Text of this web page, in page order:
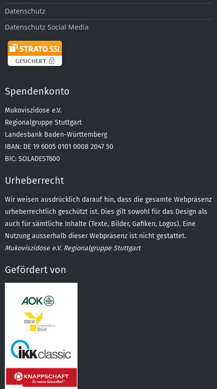
Datenschutz
Datenschutz Social Media
Spendenkonto
Mukoviszidose e.V.
Regionalgruppe Stuttgart
Landesbank Baden-Württemberg
IBAN: DE 19 6005 0101 0008 2047 50
BIC: SOLADEST600
Urheberrecht
Wir weisen ausdrücklich darauf hin, dass die gesamte Webpräsenz
urheberrechtlich geschützt ist. Dies gilt sowohl für das Design als
auch für sämtliche Inhalte (Texte, Bilder, Gafiken, Logos). Eine
Nutzung ausserhalb dieser Webpräsenz ist nicht gestattet.
Mukoviszidose e.V. Regionalgruppe Stuttgart
Gefördert von